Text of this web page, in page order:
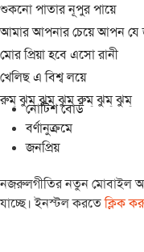
শুকনো পাতার নূপুর পায়ে
আমার আপনার চেয়ে আপন যে
মোর প্রিয়া হবে এসো রানী
খেলিছ এ বিশ্ব লয়ে
রুম্ ঝুম্ ঝুম্ ঝুম্ রুম্ ঝুম্ ঝুম্
নোটিশ বোর্ড
বর্ণানুক্রমে
জনপ্রিয়
নজরুলগীতির নতুন মোবাইল
যাচ্ছে। ইনস্টল করতেক্লিক